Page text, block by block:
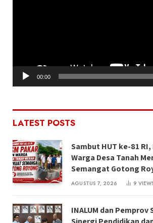
00:00
LATEST POSTS
Sambut HUT ke-81 RI,
Warga Desa Tanah
Semangat Gotong
AGUSTUS 7, 2026 9
INALUM dan